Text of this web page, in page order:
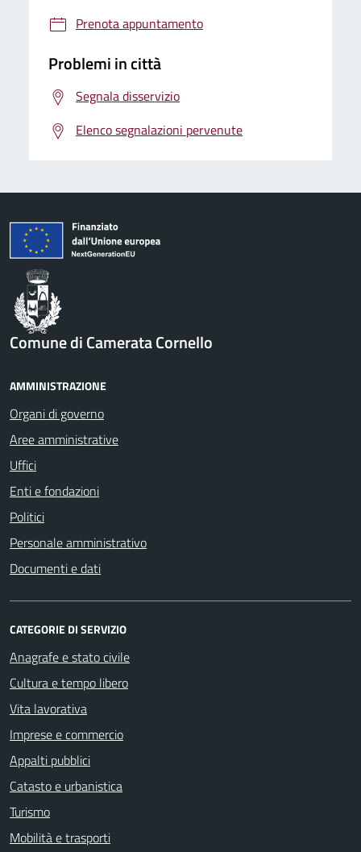
Prenota appuntamento
Problemi in città
Segnala disservizio
Elenco segnalazioni pervenute
Comune di Camerata Cornello
AMMINISTRAZIONE
Organi di governo
Aree amministrative
Uffici
Enti e fondazioni
Politici
Personale amministrativo
Documenti e dati
CATEGORIE DI SERVIZIO
Anagrafe e stato civile
Cultura e tempo libero
Vita lavorativa
Imprese e commercio
Appalti pubblici
Catasto e urbanistica
Turismo
Mobilità e trasporti